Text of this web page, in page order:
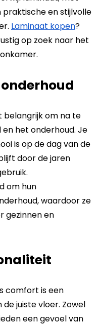
praktische en stijlvolle
Laminaat kopen?
op zoek naar het
belangrijk om na te
het onderhoud. Je
is op de dag van de
door de jaren
om hun
waardoor ze
gezinnen en
comfort is een
juiste vloer. Zowel
een gevoel van